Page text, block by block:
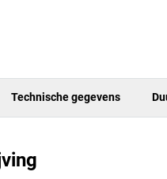
Technische gegevens